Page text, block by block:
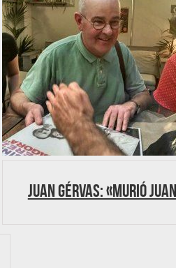
Juan Gérvas: «Murió